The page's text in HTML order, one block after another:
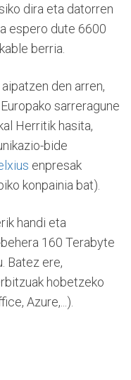
dira eta datorren
espero dute 6600
berria.
den arren,
sarreragune
Herritik hasita,
bide
enpresak
konpainia bat).
handi eta
160 Terabyte
Batez ere,
hobetzeko
Azure,...).